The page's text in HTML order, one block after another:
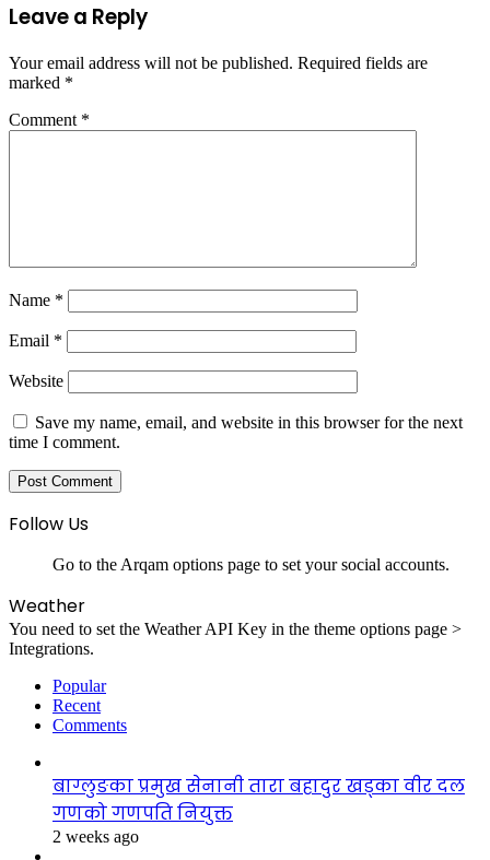
Leave a Reply
Your email address will not be published. Required fields are
marked *
Comment *
Name *
Email *
Website
Save my name, email, and website in this browser for the next
time I comment.
Follow Us
Go to the Arqam options page to set your social accounts.
Weather
You need to set the Weather API Key in the theme options page >
Integrations.
Popular
Recent
Comments
बाग्लुङका प्रमुख सेनानी तारा बहादुर खड्का वीर दल
गणको गणपति नियुक्त
2 weeks ago